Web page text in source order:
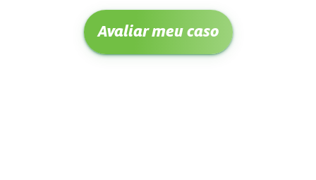
Avaliar meu caso